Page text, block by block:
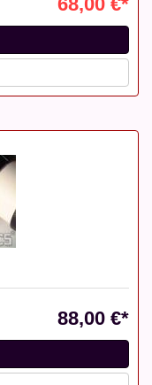
88,00 €*